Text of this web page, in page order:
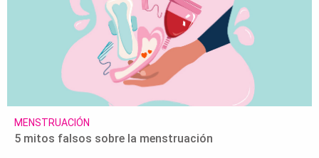
MENSTRUACIÓN
5 mitos falsos sobre la menstruación